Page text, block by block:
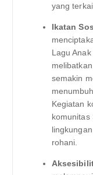
yang
Ikatan
Lagu
semakin
Kegiatan
komunitas
rohani.